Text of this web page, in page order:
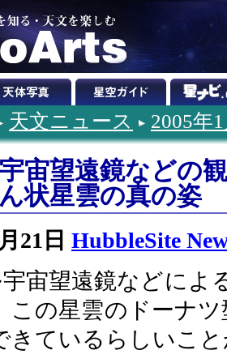
天文ニュース 2005年
宙望遠鏡などの
状星雲の真の姿
21日 HubbleSite
宙望遠鏡などによ
この星雲のドーナ
きているらしいこ